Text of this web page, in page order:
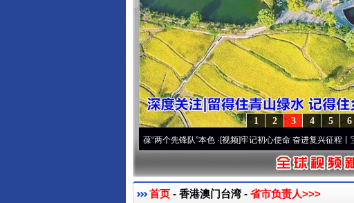
6
5
4
3
2
1
永葆“两个先锋队”本色·[视频]牢记初心使命 奋进复兴征程丨宝塔山
首页 - 香港澳门台湾 - 省市负责人>>>